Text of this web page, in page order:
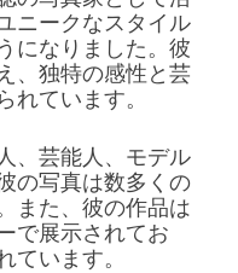
ニークなスタイル
になりました。彼
、独特の感性と芸
ています。
、芸能人、モデル
の写真は数多くの
また、彼の作品は
で展示されてお
ています。